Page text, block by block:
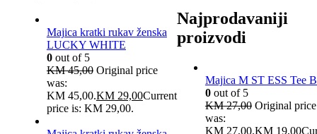
Majica kratki rukav ženska
LUCKY WHITE
0out of 5
KM45,00 Original price
was:
KM 45,00.KM29,00Current
price is: KM 29,00.
Najprodavaniji
proizvodi
Majica M ST ESS Tee
0out of 5
KM27,00 Original price
was:
KM 27,00.KM19,00